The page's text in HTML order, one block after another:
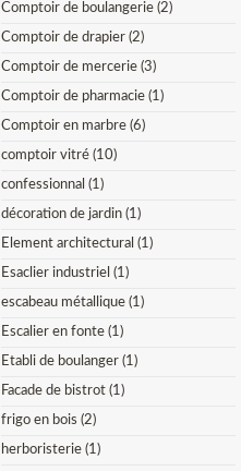
Comptoir de boulangerie (2)
Comptoir de drapier (2)
Comptoir de mercerie (3)
Comptoir de pharmacie (1)
Comptoir en marbre (6)
comptoir vitré (10)
confessionnal (1)
décoration de jardin (1)
Element architectural (1)
Esaclier industriel (1)
escabeau métallique (1)
Escalier en fonte (1)
Etabli de boulanger (1)
Facade de bistrot (1)
frigo en bois (2)
herboristerie (1)